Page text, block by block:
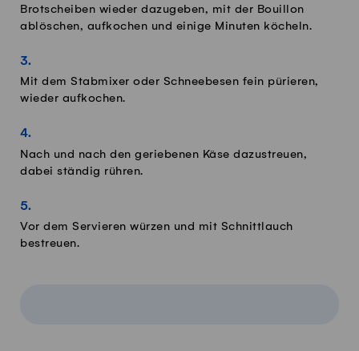
Brotscheiben wieder dazugeben, mit der Bouillon
ablöschen, aufkochen und einige Minuten köcheln.
Mit dem Stabmixer oder Schneebesen fein pürieren,
wieder aufkochen.
Nach und nach den geriebenen Käse dazustreuen,
dabei ständig rühren.
Vor dem Servieren würzen und mit Schnittlauch
bestreuen.